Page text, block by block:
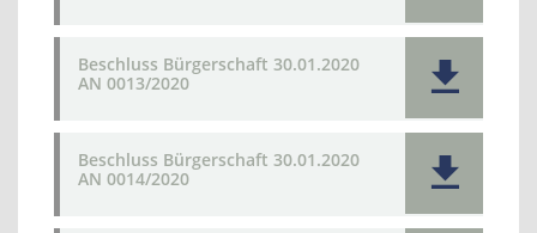
Beschluss Bürgerschaft 30.01.2020
AN 0013/2020
Beschluss Bürgerschaft 30.01.2020
AN 0014/2020